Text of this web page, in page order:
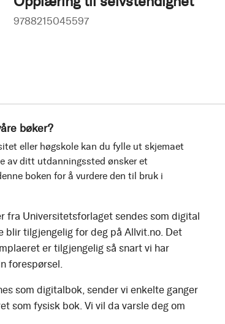
9788215045597
bøker?
eller høgskole kan du fylle ut skjemaet
av ditt utdanningssted ønsker et
boken for å vurdere den til bruk i
fra Universitetsforlaget sendes som digital
blir tilgjengelig for deg på Allvit.no. Det
er tilgjengelig så snart vi har
forespørsel.
som digitalbok, sender vi enkelte ganger
som fysisk bok. Vi vil da varsle deg om